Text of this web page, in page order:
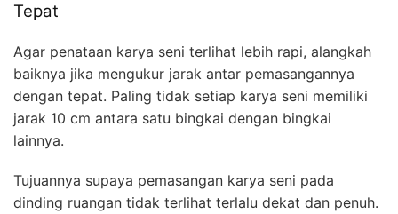
Tepat
Agar penataan karya seni terlihat lebih rapi, alangkah
baiknya jika mengukur jarak antar pemasangannya
dengan tepat. Paling tidak setiap karya seni memiliki
jarak 10 cm antara satu bingkai dengan bingkai
lainnya.
Tujuannya supaya pemasangan karya seni pada
dinding ruangan tidak terlihat terlalu dekat dan penuh.